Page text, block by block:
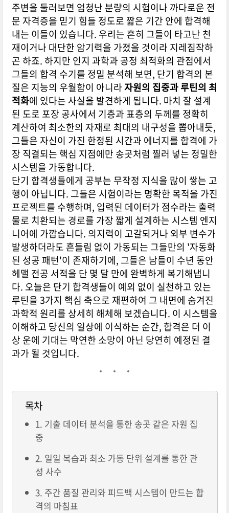
주변을 둘러보면 엄청난 분량의 시험이나 까다로운 전
문 자격증을 믿기 힘들 정도로 짧은 기간 안에 합격해
내는 이들이 있습니다. 우리는 흔히 그들이 타고난 천
재이거나 대단한 암기력을 가졌을 것이라 지레짐작하
곤 하죠. 하지만 인지 과학과 공정 최적화의 관점에서
그들의 합격 수기를 정밀 분석해 보면, 단기 합격의 본
질은 지능의 우월함이 아니라자원의 집중과 루틴의 최
적화에 있다는 사실을 발견하게 됩니다. 마치 잘 설계
된 도로 포장 공사에서 기층과 표층의 두께를 정확히
계산하여 최소한의 자재로 최대의 내구성을 뽑아내듯,
그들은 자신이 가진 한정된 시간과 에너지를 합격에 가
장 직결되는 핵심 지점에만 송곳처럼 찔러 넣는 정밀한
시스템을 가동합니다.
단기 합격생들에게 공부는 무작정 지식을 많이 쌓는 고
행이 아닙니다. 그들은 시험이라는 명확한 목적을 가진
프로젝트를 수행하며, 입력된 데이터가 점수라는 출력
물로 치환되는 경로를 가장 짧게 설계하는 시스템 엔지
니어에 가깝습니다. 의지력이 고갈되거나 외부 변수가
발생하더라도 흔들림 없이 가동되는 그들만의 '자동화
된 성공 패턴'이 존재하기에, 그들은 남들이 수년 동안
헤맬 전공 서적을 단 몇 달 만에 완벽하게 복기해냅니
다. 오늘은 단기 합격생들이 예외 없이 실천하고 있는
루틴을 3가지 핵심 축으로 재편하여 그 내면에 숨겨진
과학적 원리를 상세히 해체해 보겠습니다. 이 시스템을
이해하고 당신의 일상에 이식하는 순간, 합격은 더 이
상 운에 기대는 막연한 소망이 아닌 당연히 예정된 결
과가 될 것입니다.
목차
1. 기출 데이터 분석을 통한 송곳 같은 자원 집
중
2. 일일 복습과 최소 가동 단위 설계를 통한 관
성 사수
3. 주간 품질 관리와 피드백 시스템이 만드는 합
격의 마침표